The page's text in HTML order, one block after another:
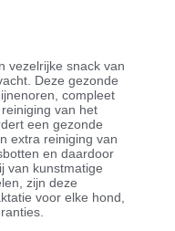
vezelrijke snack van
Deze gezonde
compleet
van het
een gezonde
extra reiniging van
en daardoor
van kunstmatige
zijn deze
voor elke hond,